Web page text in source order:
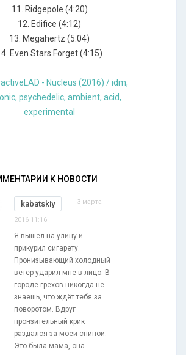
11. Ridgepole (4:20)
12. Edifice (4:12)
13. Megahertz (5:04)
Even Stars Forget (4:15)
К НОВОСТИ
kabatskiy 3 марта
2016 11:16
Я вышел на улицу и
прикурил сигарету.
Пронизывающий холодный
ветер ударил мне в лицо. В
городе грехов никогда не
знаешь, что ждёт тебя за
поворотом. Вдруг
пронзительный крик
раздался за моей спиной.
Это была мама, она